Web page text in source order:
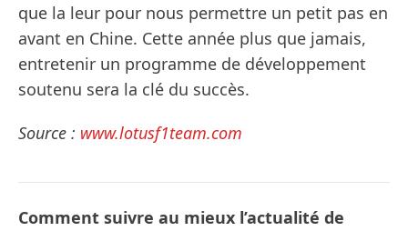
que la leur pour nous permettre un petit pas en
avant en Chine. Cette année plus que jamais,
entretenir un programme de développement
soutenu sera la clé du succès.
Source : www.lotusf1team.com
Comment suivre au mieux l’actualité de